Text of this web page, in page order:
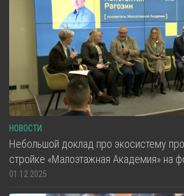
НОВОСТИ
Небольшой доклад про экосистему
стройке «Малоэтажная Академия»
01.12.2025